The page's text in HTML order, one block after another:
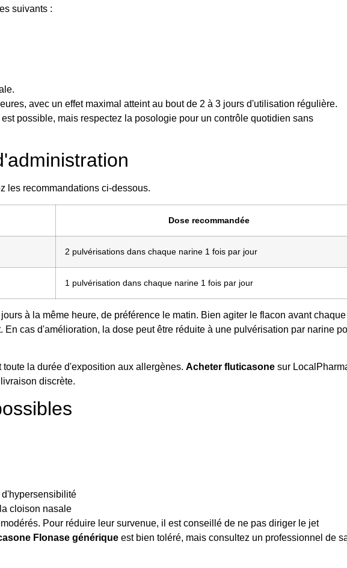
suivants :
avec un effet maximal atteint au bout de 2 à 3 jours d'utilisation régulière.
est possible, mais respectez la posologie pour un contrôle quotidien sans
les recommandations ci-dessous.
Dose recommandée
2 pulvérisations dans chaque narine 1 fois par jour
1 pulvérisation dans chaque narine 1 fois par jour
à la même heure, de préférence le matin. Bien agiter le flacon avant chaque
En cas d'amélioration, la dose peut être réduite à une pulvérisation par narine
la durée d'exposition aux allergènes. Acheter fluticasone sur
discrète.
d'hypersensibilité
cloison nasale
Pour réduire leur survenue, il est conseillé de ne pas diriger le jet
Flonase générique est bien toléré, mais consultez un professionnel de